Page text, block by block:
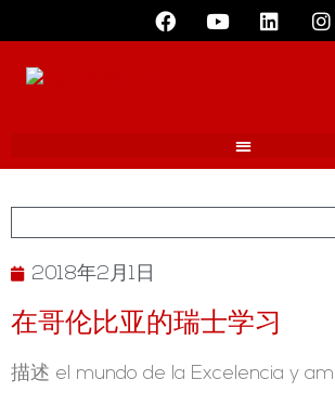
2018年2月1日
在哥伦比亚的瑞士学习
描述 el mundo de la Excelencia y